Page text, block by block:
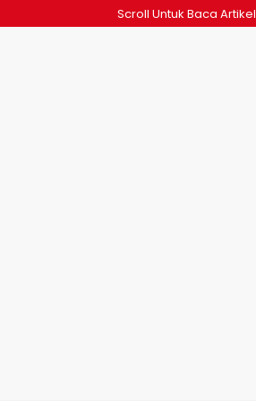
Scroll Untuk Baca Artikel